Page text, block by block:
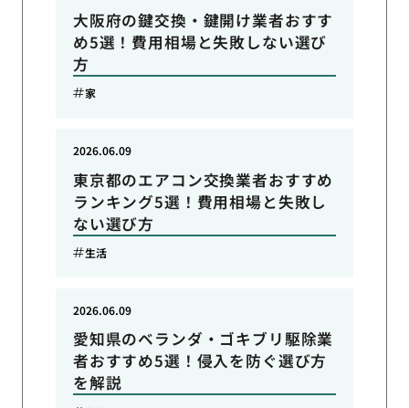
大阪府の鍵交換・鍵開け業者おすす
め5選！費用相場と失敗しない選び
方
家
東京都のエアコン交換業者おすすめ
ランキング5選！費用相場と失敗し
ない選び方
2026.06.09
生活
愛知県のベランダ・ゴキブリ駆除業
者おすすめ5選！侵入を防ぐ選び方
を解説
2026.06.09